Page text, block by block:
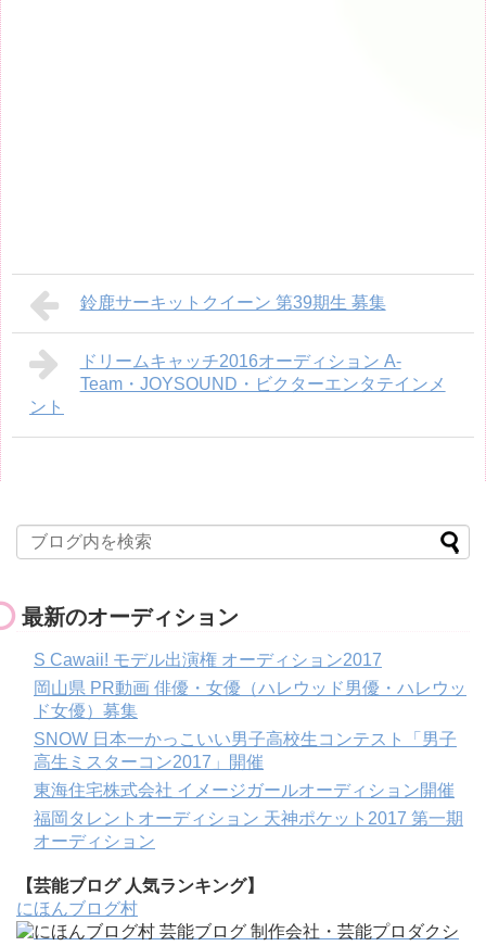
鈴鹿サーキットクイーン 第39期生 募集
ドリームキャッチ2016オーディション A-
Team・JOYSOUND・ビクターエンタテインメ
ント
最新のオーディション
S Cawaii! モデル出演権 オーディション2017
岡山県 PR動画 俳優・女優（ハレウッド男優・ハレウッ
ド女優）募集
SNOW 日本一かっこいい男子高校生コンテスト「男子
高生ミスターコン2017」開催
東海住宅株式会社 イメージガールオーディション開催
福岡タレントオーディション 天神ポケット2017 第一期
オーディション
【芸能ブログ 人気ランキング】
にほんブログ村